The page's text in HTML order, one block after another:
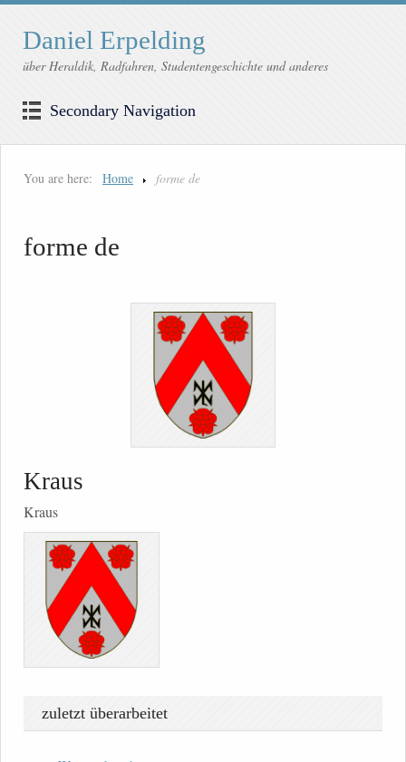
Daniel Erpelding
über Heraldik, Radfahren, Studentengeschichte und anderes
Secondary Navigation
You are here: Home forme de
forme de
Kraus
Kraus
zuletzt überarbeitet